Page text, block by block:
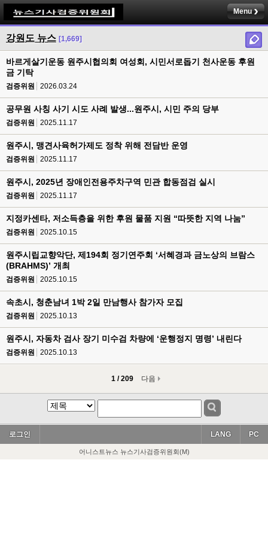
Menu
강원도 뉴스 [1,669]
바르게살기운동 원주시협의회 여성회, 시민서로돕기 천사운동 후원
금 기탁
검증위원 2026.03.24
공무원 사칭 사기 시도 사례 발생...원주시, 시민 주의 당부
검증위원 2025.11.17
원주시, 맹견사육허가제도 정착 위해 전담반 운영
검증위원 2025.11.17
원주시, 2025년 장애인전용주차구역 민관 합동점검 실시
검증위원 2025.11.17
지정카센타, 저소득층을 위한 후원 물품 지원 “따뜻한 지역 나눔”
검증위원 2025.10.15
원주시립교향악단, 제194회 정기연주회 ‘서혜경과 금노상의 브람스
(BRAHMS)’ 개최
검증위원 2025.10.15
속초시, 청춘남녀 1박 2일 만남행사 참가자 모집
검증위원 2025.10.13
원주시, 자동차 검사 장기 미수검 차량에 ‘운행정지 명령’ 내린다
검증위원 2025.10.13
1 / 209 다음
로그인 PC
LANG
어니스트뉴스 뉴스기사검증위원회(M)